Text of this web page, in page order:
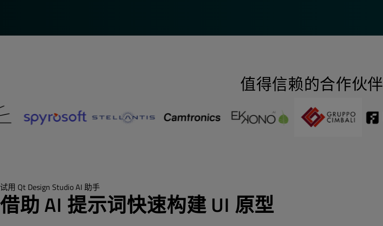
值得信赖的合作伙伴
试用 Qt Design Studio AI 助手
借助 AI 提示词快速构建 UI 原型